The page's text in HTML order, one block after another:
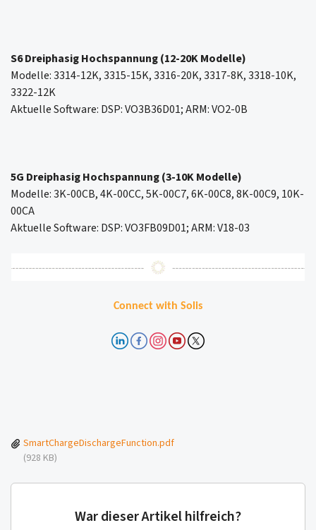
S6 Dreiphasig Hochspannung (12-20K Modelle)
Modelle: 3314-12K, 3315-15K, 3316-20K, 3317-8K, 3318-10K,
3322-12K
Aktuelle Software: DSP: VO3B36D01; ARM: VO2-0B
5G Dreiphasig Hochspannung (3-10K Modelle)
Modelle: 3K-00CB, 4K-00CC, 5K-00C7, 6K-00C8, 8K-00C9, 10K-
00CA
Aktuelle Software: DSP: VO3FB09D01; ARM: V18-03
Connect with Solis
SmartChargeDischargeFunction.pdf
(928 KB)
War dieser Artikel hilfreich?